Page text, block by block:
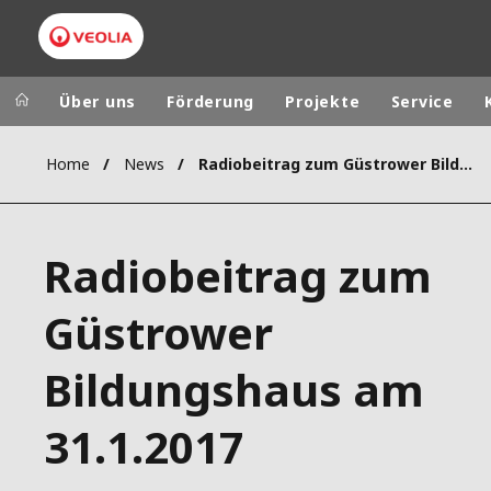
Veolia Group
CAMPUS
FOUNDATION
INSTITUTE
In the
ASIA
Über uns Förderung Projekte Service
Home News Radiobeitrag zum Güstrower Bildungshaus am 31.1.2017
Radiobeitrag zum
Güstrower
Bildungshaus am
31.1.2017